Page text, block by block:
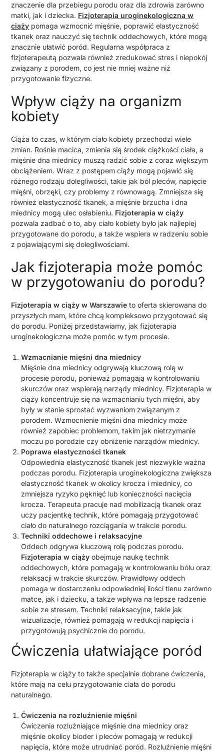
znaczenie dla przebiegu porodu oraz dla zdrowia zarówno
matki, jak i dziecka. Fizjoterapia uroginekologiczna w
ciąży pomaga wzmocnić mięśnie, poprawić elastyczność
tkanek oraz nauczyć się technik oddechowych, które mogą
znacznie ułatwić poród. Regularna współpraca z
fizjoterapeutą pozwala również zredukować stres i niepokój
związany z porodem, co jest nie mniej ważne niż
przygotowanie fizyczne.
Wpływ ciąży na organizm
kobiety
Ciąża to czas, w którym ciało kobiety przechodzi wiele
zmian. Rośnie macica, zmienia się środek ciężkości ciała, a
mięśnie dna miednicy muszą radzić sobie z coraz większym
obciążeniem. Wraz z postępem ciąży mogą pojawić się
różnego rodzaju dolegliwości, takie jak ból pleców, napięcie
mięśni, obrzęki, czy problemy z równowagą. Zmniejsza się
również elastyczność tkanek, a mięśnie brzucha i dna
miednicy mogą ulec osłabieniu. Fizjoterapia w ciąży
pozwala zadbać o to, aby ciało kobiety było jak najlepiej
przygotowane do porodu, a także wspiera w radzeniu sobie
z pojawiającymi się dolegliwościami.
Jak fizjoterapia może pomóc
w przygotowaniu do porodu?
Fizjoterapia w ciąży w Warszawie to oferta skierowana do
przyszłych mam, które chcą kompleksowo przygotować się
do porodu. Poniżej przedstawiamy, jak fizjoterapia
uroginekologiczna może pomóc w tym procesie.
Wzmacnianie mięśni dna miednicy
Mięśnie dna miednicy odgrywają kluczową rolę w
procesie porodu, ponieważ pomagają w kontrolowaniu
skurczów oraz wspierają narządy miednicy. Fizjoterapia w
ciąży koncentruje się na wzmacnianiu tych mięśni, aby
były w stanie sprostać wyzwaniom związanym z
porodem. Wzmocnienie mięśni dna miednicy może
również zapobiec problemom, takim jak nietrzymanie
moczu po porodzie czy obniżenie narządów miednicy.
Poprawa elastyczności tkanek
Odpowiednia elastyczność tkanek jest niezwykle ważna
podczas porodu. Fizjoterapia uroginekologiczna zwiększa
elastyczność tkanek w okolicy krocza i miednicy, co
zmniejsza ryzyko pęknięć lub konieczności nacięcia
krocza. Terapeuta pracuje nad mobilizacją tkanek oraz
uczy pacjentkę technik, które pomagają przygotować
ciało do naturalnego rozciągania w trakcie porodu.
Techniki oddechowe i relaksacyjne
Oddech odgrywa kluczową rolę podczas porodu.
Fizjoterapia w ciążyobejmuje naukę technik
oddechowych, które pomagają w kontrolowaniu bólu oraz
relaksacji w trakcie skurczów. Prawidłowy oddech
pomaga w dostarczeniu odpowiedniej ilości tlenu zarówno
matce, jak i dziecku, a także wpływa na lepsze radzenie
sobie ze stresem. Techniki relaksacyjne, takie jak
wizualizacje, również pomagają w redukcji napięcia i
przygotowują psychicznie do porodu.
Ćwiczenia ułatwiające poród
Fizjoterapia w ciąży to także specjalnie dobrane ćwiczenia,
które mają na celu przygotowanie ciała do porodu
naturalnego.
Ćwiczenia na rozluźnienie mięśni
Ćwiczenia rozluźniające mięśnie dna miednicy oraz
mięśnie okolicy bioder i pleców pomagają w redukcji
napięcia, które może utrudniać poród. Rozluźnienie mięśni